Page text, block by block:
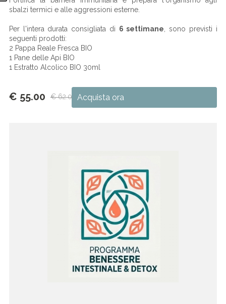
sbalzi termici e alle aggressioni esterne.
Per l'intera durata consigliata di 6 settimane , sono previsti i
seguenti prodotti:
2 Pappa Reale Fresca BIO
1 Pane delle Api BIO
1 Estratto Alcolico BIO 30ml
€ 55.00 € 62.00 Acquista ora